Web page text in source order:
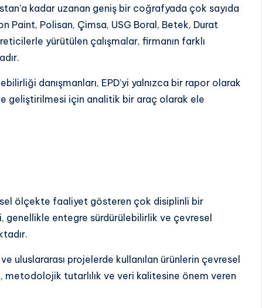
kadar uzanan geniş bir coğrafyada çok sayıda
Paint, Polisan, Çimsa, USG Boral, Betek, Durat
yürütülen çalışmalar, firmanın farklı
danışmanları, EPD’yi yalnızca bir rapor olarak
geliştirilmesi için analitik bir araç olarak ele
ölçekte faaliyet gösteren çok disiplinli bir
genellikle entegre sürdürülebilirlik ve çevresel
uluslararası projelerde kullanılan ürünlerin çevresel
tutarlılık ve veri kalitesine önem veren